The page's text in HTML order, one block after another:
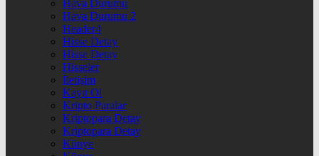
Hava Durumu
Hava Durumu 2
Header4
Hisse Detay
Hisse Detay
Hisseler
İletişim
Kayıt Ol
Kripto Paralar
Kriptopara Detay
Kriptopara Detay
Künye